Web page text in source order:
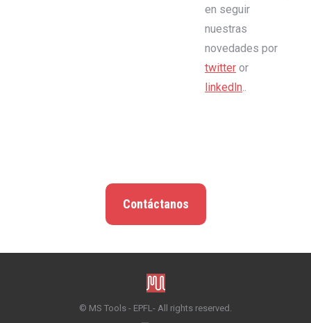
en seguir
nuestras
novedades por
twitter or
linkedln
Contáctanos
© MS Tools - EPFL- All rights reserved.